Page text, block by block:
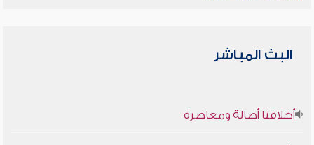
البث المباشر
أخلاقنا أصالة ومعاصرة